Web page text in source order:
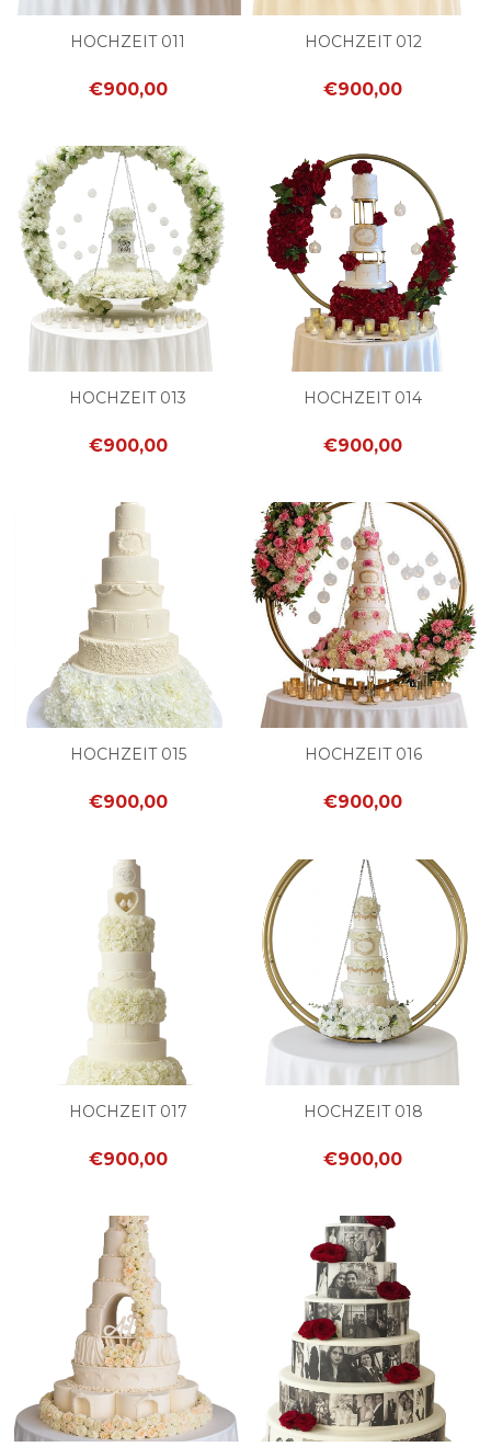
HOCHZEIT 011
€900,00
HOCHZEIT 012
€900,00
HOCHZEIT 013
€900,00
HOCHZEIT 014
€900,00
HOCHZEIT 015
€900,00
HOCHZEIT 016
€900,00
HOCHZEIT 017
€900,00
HOCHZEIT 018
€900,00